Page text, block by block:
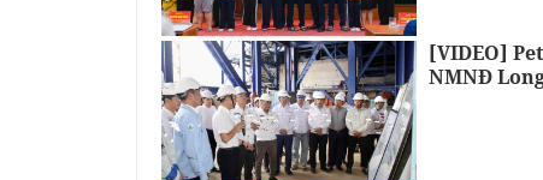
[VIDEO]
NMNĐ